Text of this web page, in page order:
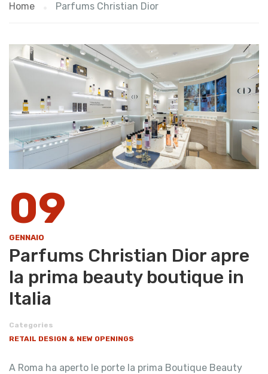
Home Parfums Christian Dior
09
GENNAIO
Parfums Christian Dior apre
la prima beauty boutique in
Italia
Categories
RETAIL DESIGN & NEW OPENINGS
A Roma ha aperto le porte la prima Boutique Beauty